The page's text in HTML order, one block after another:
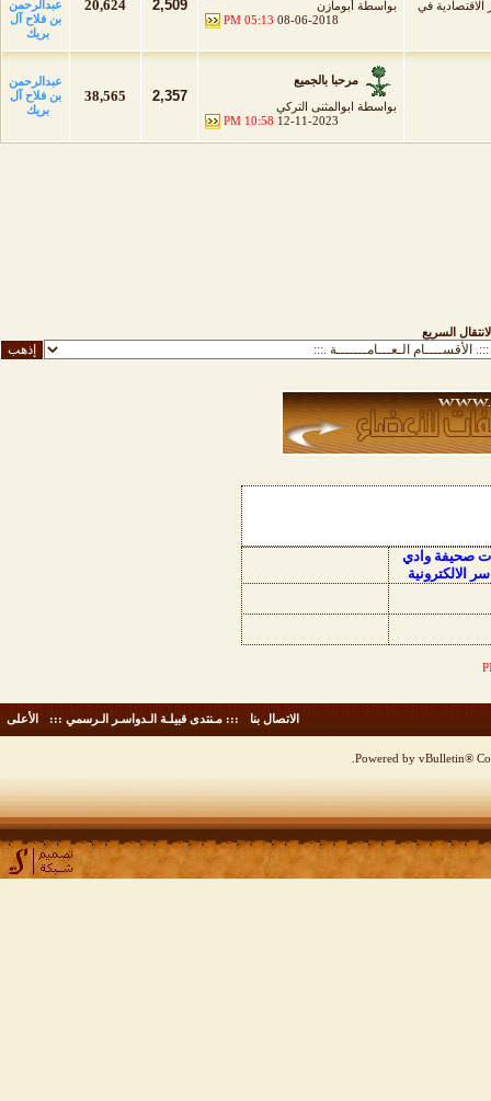
في
بواسطة أبومازن
08-06-2018
05:13 PM
2,509
20,624
عبدالرحمن
بن فلاح آل
بريك
مرحبا بالجميع
بواسطة ابوالمثنى التركي
12-11-2023
10:58 PM
2,357
38,565
عبدالرحمن
بن فلاح آل
بريك
السريع
صحيفة وادي
الالكترونية
الاتصال بنا - ::: مـنتدى قبيلـة الـدواسـر الـرسمي ::: - الأعلى
Powered by vBulletin®